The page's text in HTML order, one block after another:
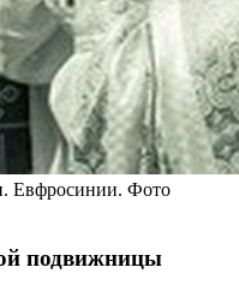
Евфросинии. Фото
подвижницы